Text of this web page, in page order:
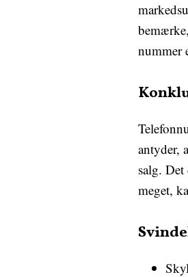
nummer
antyder,
salg.
meget,